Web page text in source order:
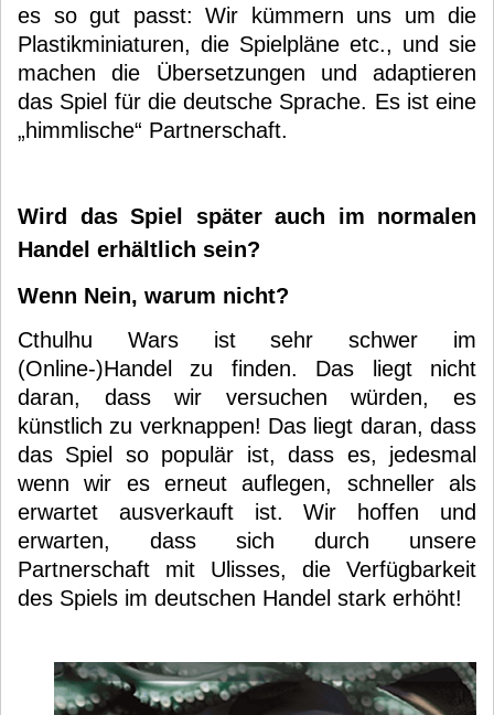
es so gut passt: Wir kümmern uns um die
Plastikminiaturen, die Spielpläne etc., und sie
machen die Übersetzungen und adaptieren
das Spiel für die deutsche Sprache. Es ist eine
„himmlische“ Partnerschaft.
Wird das Spiel später auch im normalen
Handel erhältlich sein?
Wenn Nein, warum nicht?
Cthulhu Wars ist sehr schwer im
(Online-)Handel zu finden. Das liegt nicht
daran, dass wir versuchen würden, es
künstlich zu verknappen! Das liegt daran, dass
das Spiel so populär ist, dass es, jedesmal
wenn wir es erneut auflegen, schneller als
erwartet ausverkauft ist. Wir hoffen und
erwarten, dass sich durch unsere
Partnerschaft mit Ulisses, die Verfügbarkeit
des Spiels im deutschen Handel stark erhöht!